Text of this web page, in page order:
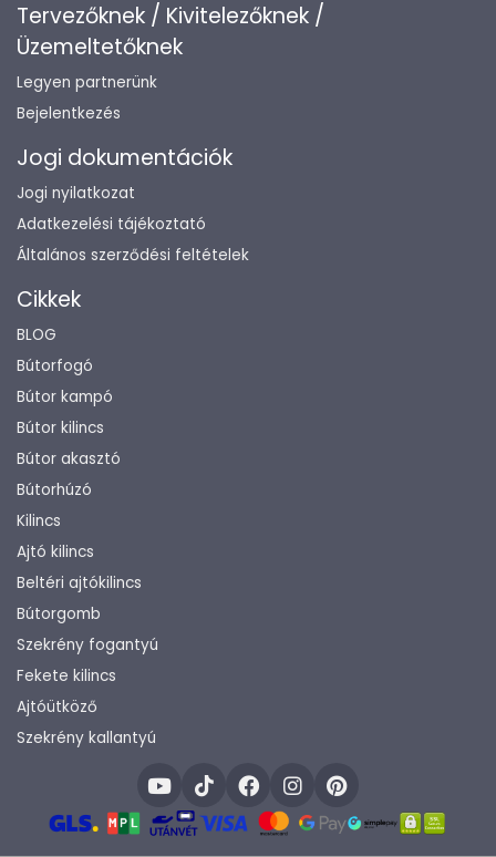
Tervezőknek / Kivitelezőknek /
Üzemeltetőknek
Legyen partnerünk
Bejelentkezés
Jogi dokumentációk
Jogi nyilatkozat
Adatkezelési tájékoztató
Általános szerződési feltételek
Cikkek
BLOG
Bútorfogó
Bútor kampó
Bútor kilincs
Bútor akasztó
Bútorhúzó
Kilincs
Ajtó kilincs
Beltéri ajtókilincs
Bútorgomb
Szekrény fogantyú
Fekete kilincs
Ajtóütköző
Szekrény kallantyú